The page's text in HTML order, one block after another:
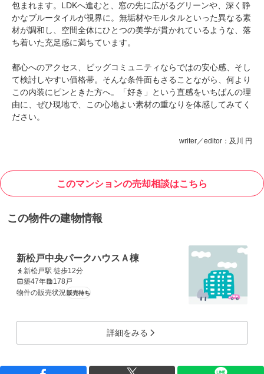
包まれます。LDKへ進むと、窓の先に広がるグリーンや、深く静
かなブルータイルが視界に。無垢材やモルタルといった異なる素
材が調和し、空間全体にひとつの美学が貫かれているような、落
ち着いた充足感に満ちています。
都心へのアクセス、ビッグコミュニティならではの安心感、そし
て検討しやすい価格帯。そんな条件面もさることながら、何より
この内装にピンときた方へ。「好き」という直感をいちばんの理
由に、ぜひ現地で、この心地よい素材の重なりを体感してみてく
ださい。
writer／editor：及川 円
このマンションの売却相談はこちら
この物件の建物情報
新松戸中央パークハウスＡ棟
新松戸駅 徒歩12分
築47年
178戸
物件の販売状況販売待ち
詳細をみる